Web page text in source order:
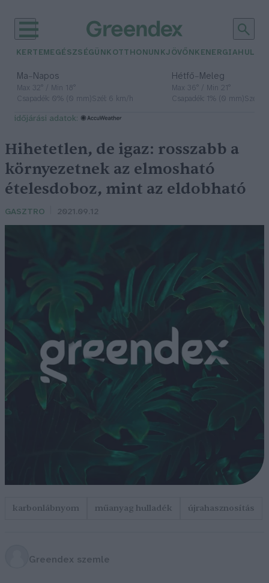
KERTEM EGÉSZSÉGÜNK OTTHONUNKJÖVŐNK ENERGIA
Ma– Napos
Max 32° / Min 18°
Csapadék: 0% (0 mm)Szél: 6 km/h
Hétfő– Meleg
Max 36° / Min 21°
Csapadék: 1% (0 mm)Szél: 7
időjárási adatok:
Hihetetlen, de igaz: rosszabb a
környezetnek az elmosható
ételesdoboz, mint az eldobható
GASZTRO 2021.09.12
karbonlábnyom műanyag hulladék újrahasznosítás
Greendex szemle